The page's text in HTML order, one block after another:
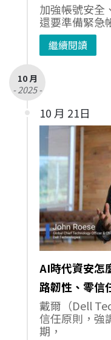
加強帳號安全
還要準備緊急
繼續閱讀
10 月
- 2025 -
10 月 21日
AI時代資安怎
路韌性、零信
戴爾（Dell
信任原則，強
期，